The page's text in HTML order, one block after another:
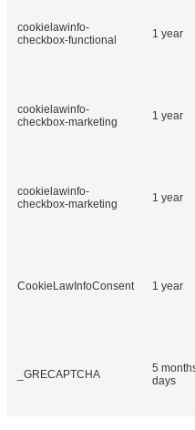
cookielawinfo-
checkbox-functional
1 year
cookielawinfo-
checkbox-marketing
1 year
cookielawinfo-
checkbox-marketing
1 year
CookieLawInfoConsent 1 year
_GRECAPTCHA
5
days